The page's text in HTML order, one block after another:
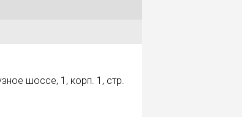
шоссе, 1, корп. 1, стр.